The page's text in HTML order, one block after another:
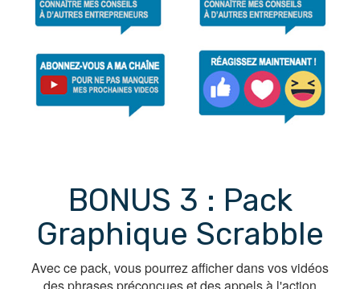
BONUS 3 : Pack
Graphique Scrabble
Avec ce pack, vous pourrez afficher dans vos vidéos